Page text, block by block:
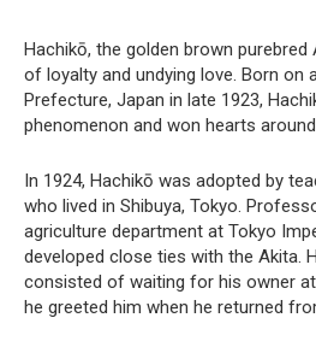
Hachikō, the golden brown
of loyalty and undying love. Born on
Prefecture, Japan in late 1923,
phenomenon and won hearts
In 1924, Hachikō was adopted by
who lived in Shibuya, Tokyo.
agriculture department at Tokyo
developed close ties with the Akita.
consisted of waiting for his owner
he greeted him when he returned